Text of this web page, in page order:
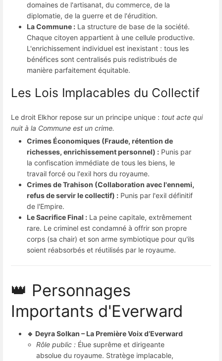
domaines de l'artisanat, du commerce, de la
diplomatie, de la guerre et de l'érudition.
La Commune : La structure de base de la société.
Chaque citoyen appartient à une cellule productive.
L'enrichissement individuel est inexistant : tous les
bénéfices sont centralisés puis redistribués de
manière parfaitement équitable.
Les Lois Implacables du Collectif
Le droit Elkhor repose sur un principe unique : tout acte qui
nuit à la Commune est un crime.
Crimes Économiques (Fraude, rétention de
richesses, enrichissement personnel) : Punis par
la confiscation immédiate de tous les biens, le
travail forcé ou l'exil hors du royaume.
Crimes de Trahison (Collaboration avec l'ennemi,
refus de servir le collectif) : Punis par l'exil définitif
de l'Empire.
Le Sacrifice Final : La peine capitale, extrêmement
rare. Le criminel est condamné à offrir son propre
corps (sa chair) et son arme symbiotique pour qu'ils
soient réabsorbés et réutilisés par le royaume.
👑 Personnages
Importants d'Everward
🔹 Deyra Solkan – La Première Voix d’Everward
Rôle public : Élue suprême et dirigeante
absolue du royaume. Stratège implacable,